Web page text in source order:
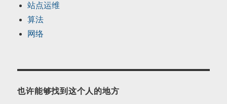
站点运维
算法
网络
也许能够找到这个人的地方